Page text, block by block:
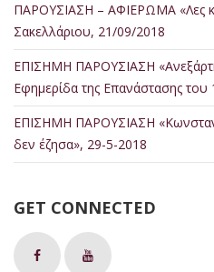
ΠΑΡΟΥΣΙΑΣΗ – ΑΦΙΕΡΩΜΑ «Λες
Σακελλάριου, 21/09/2018
ΕΠΙΣΗΜΗ ΠΑΡΟΥΣΙΑΣΗ
Εφημερίδα της Επανάστασης
ΕΠΙΣΗΜΗ ΠΑΡΟΥΣΙΑΣΗ
δεν έζησα», 29-5-2018
GET CONNECTED